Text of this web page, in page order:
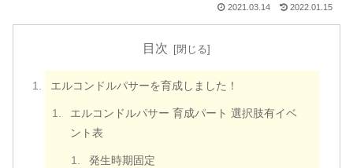
2021.03.14 2022.01.15
目次
エルコンドルパサーを育成しました！
エルコンドルパサー 育成パート 選択肢有イベ
ント表
発生時期固定